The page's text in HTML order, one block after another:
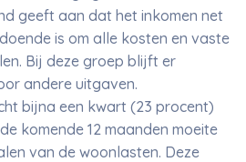
geeft aan dat het inkomen net
is om alle kosten en vaste
Bij deze groep blijft er
andere uitgaven.
bijna een kwart (23 procent)
komende 12 maanden moeite
van de woonlasten. Deze